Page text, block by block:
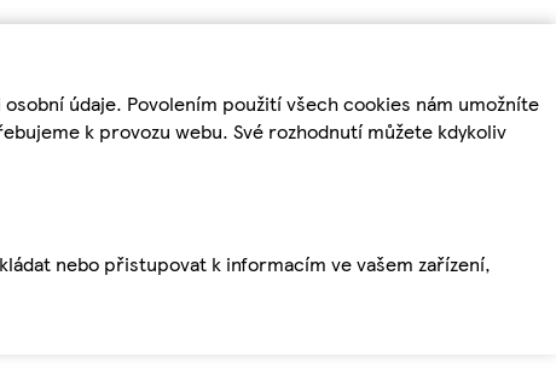
údaje. Povolením použití všech cookies nám umožníte
k provozu webu. Své rozhodnutí můžete kdykoliv
nebo přistupovat k informacím ve vašem zařízení,